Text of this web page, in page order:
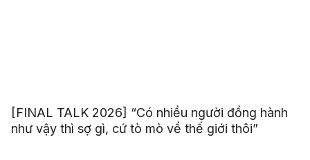
[FINAL TALK 2026] “Có nhiều người đồng hành
như vậy thì sợ gì, cứ tò mò về thế giới thôi”